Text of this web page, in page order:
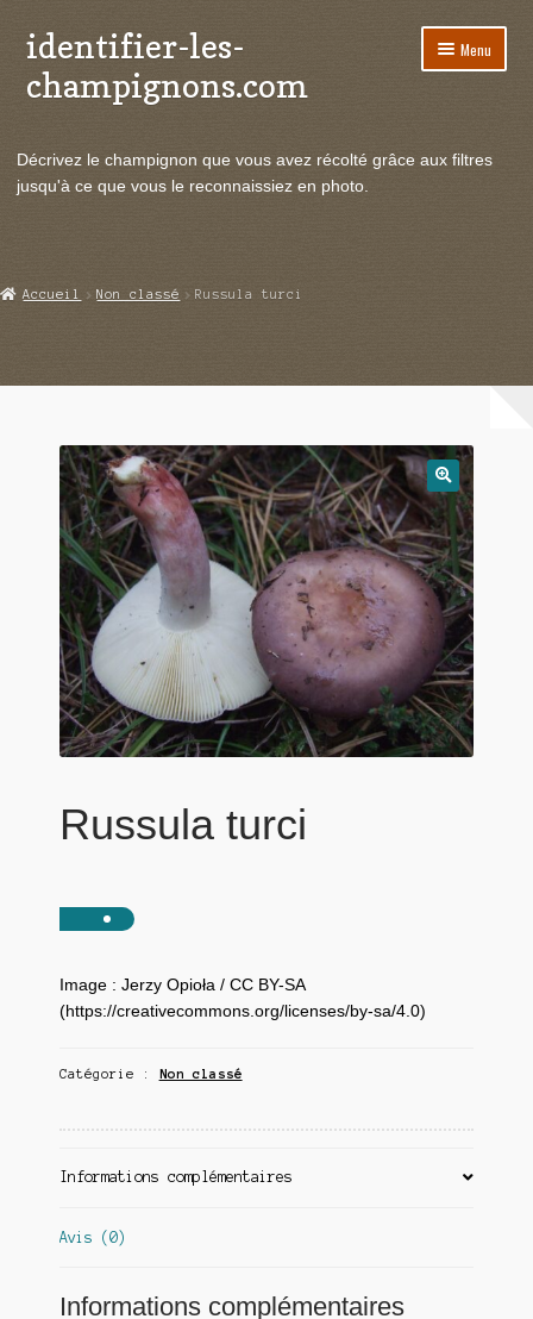
Aller
à
la
Aller
au
contenu
identifier-les-
champignons.com
Menu
le
Actualités
Echanges et contacts
Décrivez le champignon que vous avez récolté grâce aux filtres
jusqu'à ce que vous le reconnaissiez en photo.
Accueil Non classé Russula turci
Russula turci
Image : Jerzy Opioła / CC BY-SA
(https://creativecommons.org/licenses/by-sa/4.0)
Catégorie : Non classé
Informations complémentaires
Avis (0)
Informations complémentaires